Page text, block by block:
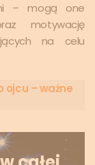
– mogą one
motywację
na celu
ojcu – ważne